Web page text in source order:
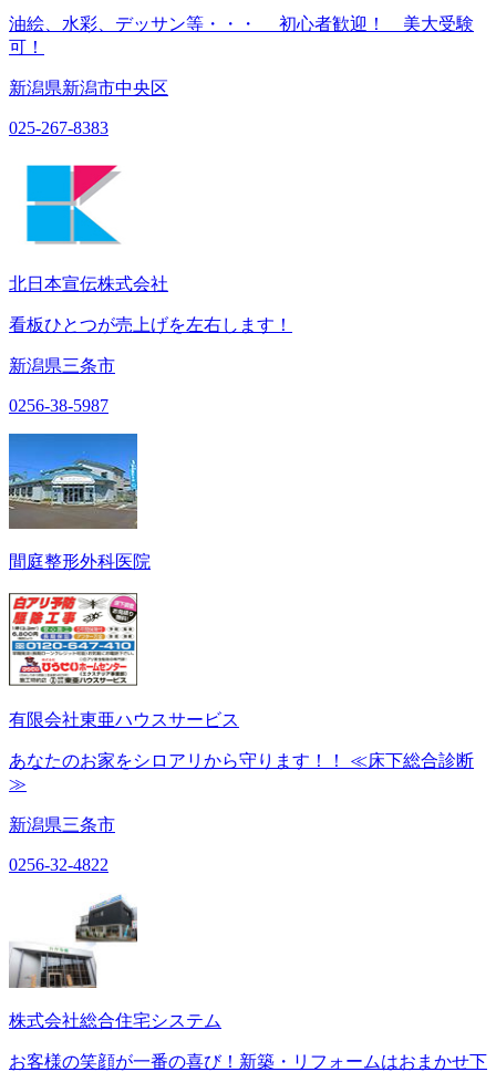
油絵、水彩、デッサン等・・・ 初心者歓迎！ 美大受験
可！
新潟県新潟市中央区
025-267-8383
北日本宣伝株式会社
看板ひとつが売上げを左右します！
新潟県三条市
0256-38-5987
間庭整形外科医院
有限会社東亜ハウスサービス
あなたのお家をシロアリから守ります！！ ≪床下総合診断
≫
新潟県三条市
0256-32-4822
株式会社総合住宅システム
お客様の笑顔が一番の喜び！新築・リフォームはおまかせ下